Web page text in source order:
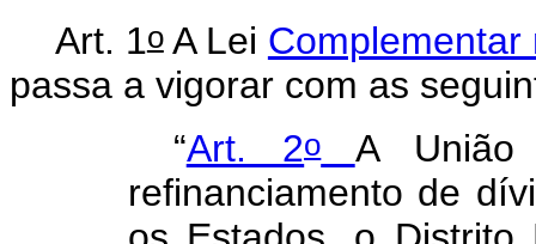
Art. 1oA Lei Complementar
passa a vigorar com as
“Art. 2o
A União
refinanciamento de